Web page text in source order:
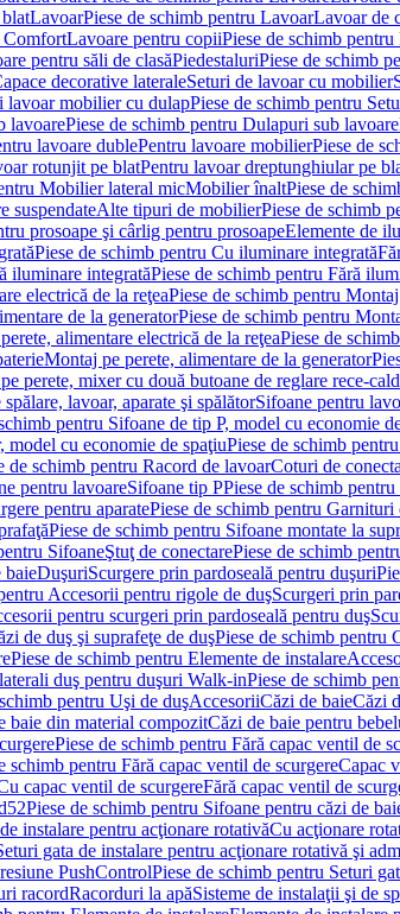
LavoarPiese de schimb pentru LavoarLavoar de
ComfortLavoare pentru copiiPiese de schimb
pentru săli de clasăPiedestaluriPiese de schimb
decorative lateraleSeturi de lavoar cu mobilier
lavoar mobilier cu dulapPiese de schimb pentru
lavoarePiese de schimb pentru Dulapuri sub lavoare
lavoare dublePentru lavoare mobilierPiese de
rotunjit pe blatPentru lavoar dreptunghiular pe
Mobilier lateral micMobilier înaltPiese de
suspendateAlte tipuri de mobilierPiese de schimb
prosoape şi cârlig pentru prosoapeElemente de
Piese de schimb pentru Cu iluminare integrată
iluminare integratăPiese de schimb pentru Fără
electrică de la reţeaPiese de schimb pentru
de la generatorPiese de schimb pentru
alimentare electrică de la reţeaPiese de
Montaj pe perete, alimentare de la generator
perete, mixer cu două butoane de reglare rece-cald
lavoar, aparate şi spălătorSifoane pentru
pentru Sifoane de tip P, model cu economie
model cu economie de spaţiuPiese de schimb
de schimb pentru Racord de lavoarCoturi de
pentru lavoareSifoane tip PPiese de schimb
pentru aparatePiese de schimb pentru Garnituri
Piese de schimb pentru Sifoane montate la
SifoaneŞtuţ de conectarePiese de schimb
baieDuşuriScurgere prin pardoseală pentru duşuri
Accesorii pentru rigole de duşScurgeri prin
pentru scurgeri prin pardoseală pentru duş
de duş şi suprafeţe de duşPiese de schimb pentru
Piese de schimb pentru Elemente de instalare
duş pentru duşuri Walk-inPiese de schimb
pentru Uşi de duşAccesoriiCăzi de baieCăzi
baie din material compozitCăzi de baie pentru
Piese de schimb pentru Fără capac ventil de
schimb pentru Fără capac ventil de scurgereCapac
capac ventil de scurgereFără capac ventil de
Piese de schimb pentru Sifoane pentru căzi de
instalare pentru acţionare rotativăCu acţionare
gata de instalare pentru acţionare rotativă şi
PushControlPiese de schimb pentru Seturi
racordRacorduri la apăSisteme de instalaţii şi de